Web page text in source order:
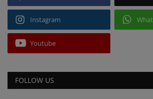
Instagram
Youtube
FOLLOW US